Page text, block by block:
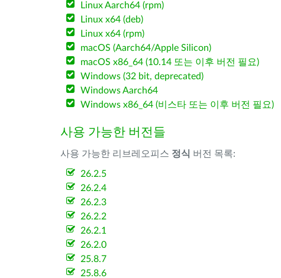
Linux Aarch64 (rpm)
Linux x64 (deb)
Linux x64 (rpm)
macOS (Aarch64/Apple Silicon)
macOS x86_64 (10.14 또는 이후 버전 필요)
Windows (32 bit, deprecated)
Windows Aarch64
Windows x86_64 (비스타 또는 이후 버전 필요)
사용 가능한 버전들
사용 가능한 리브레오피스 정식 버전 목록:
26.2.5
26.2.4
26.2.3
26.2.2
26.2.1
26.2.0
25.8.7
25.8.6